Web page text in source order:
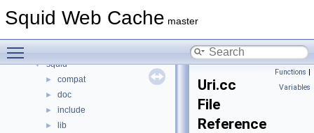
Squid Web Cache master
► Classes
▼
▼ squid
► compat
► doc
► include
► lib
Functions |
Variables
Uri.cc
File
Reference